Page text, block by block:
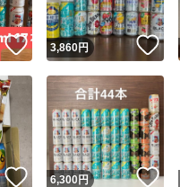
他フリマ実績◯+
スピード&安心発送
※このバッジは実績に基づく表
スピード＆安心発送
いいね！
3,860円 い
いいね！
6,300 円 い